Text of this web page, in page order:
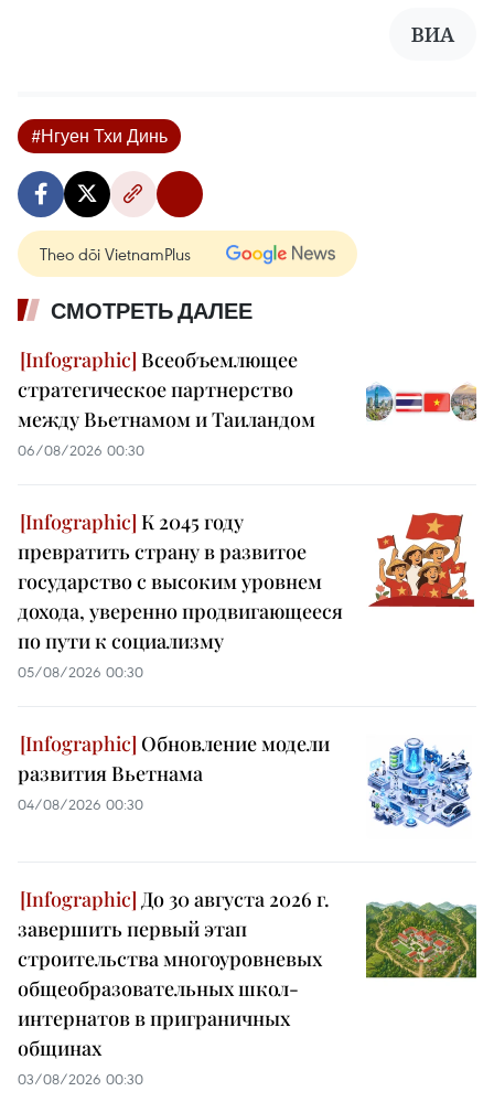
ВИА
#Нгуен Тхи Динь
Theo dõi VietnamPlus
СМОТРЕТЬ ДАЛЕЕ
Всеобъемлющее
стратегическое партнерство
между Вьетнамом и Таиландом
06/08/2026 00:30
К 2045 году
превратить страну в развитое
государство с высоким уровнем
дохода, уверенно продвигающееся
по пути к социализму
05/08/2026 00:30
Обновление модели
развития Вьетнама
04/08/2026 00:30
До 30 августа 2026 г.
завершить первый этап
строительства многоуровневых
общеобразовательных школ-
интернатов в приграничных
общинах
03/08/2026 00:30